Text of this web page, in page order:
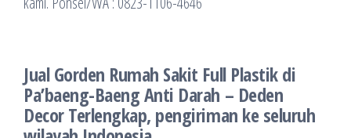
Jual Gorden Rumah Sakit Full Plastik di
Pa’baeng-Baeng Anti Darah – Deden
Decor Terlengkap, pengiriman ke seluruh